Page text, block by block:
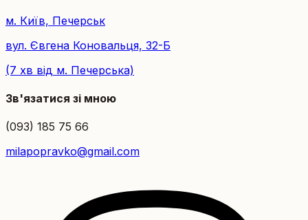
м. Київ, Печерськ
вул. Євгена Коновальця, 32-Б
(7 хв від м. Печерська)
Зв'язатися зі мною
(093) 185 75 66
milapopravko@gmail.com